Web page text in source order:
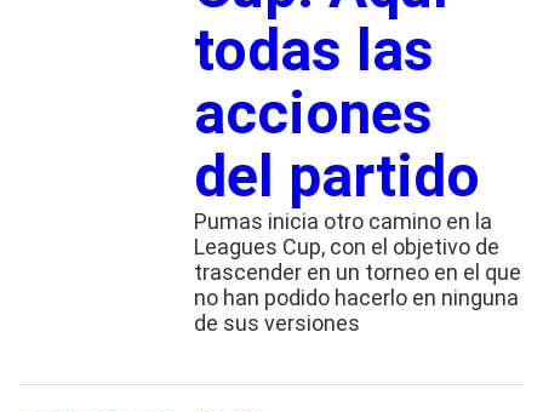
todas las
acciones
del partido
Pumas inicia otro camino en la
Leagues Cup, con el objetivo de
trascender en un torneo en el que
no han podido hacerlo en ninguna
de sus versiones